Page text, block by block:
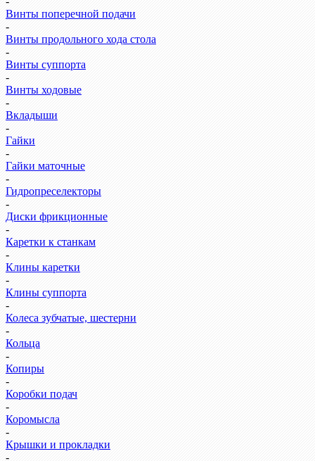
Винты поперечной подачи
-
Винты продольного хода стола
-
Винты суппорта
-
Винты ходовые
-
Вкладыши
-
Гайки
-
Гайки маточные
-
Гидропреселекторы
-
Диски фрикционные
-
Каретки к станкам
-
Клины каретки
-
Клины суппорта
-
Колеса зубчатые, шестерни
-
Кольца
-
Копиры
-
Коробки подач
-
Коромысла
-
Крышки и прокладки
-